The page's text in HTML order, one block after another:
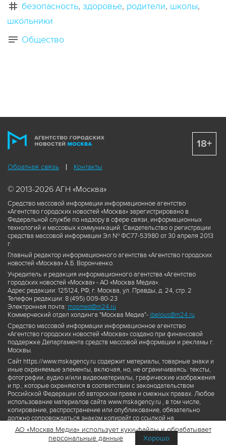
безопасность здоровье родители школы
школьники
Общество
Обратная связь Контакты
© 2013-2026 АГН «Москва»
Средство массовой информации информационное агентство
«Агентство городских новостей «Москва» зарегистрировано в
Федеральной службе по надзору в сфере связи, информационных
технологий и массовых коммуникаций. Свидетельство о регистрации
средства массовой информации Эл № ФС77-53980 от 30 апреля 2013
г.
Главный редактор информационного агентства «Агентство городских
новостей «Москва» А.Б. Воронченко.
Учредитель и редакция информационного агентства «Агентство
городских новостей «Москва» - АО «Москва Медиа».
Адрес редакции: 125124, РФ, г. Москва, ул. Правды, д. 24, стр. 2
Телефон редакции: 8 (495) 009-80-23
Электронная почта: mosmed@m24.ru
Коммерческий отдел холдинга "Москва Медиа"- ibelous@m24.ru
Средство массовой информации информационное агентство
«Агентство городских новостей «Москва» создано при финансовой
поддержке Департамента средств массовой информации и рекламы г.
Москвы.
Сайт https://www.mskagency.ru содержит материалы, товарные знаки и
иные охраняемые элементы, включая, но, не ограничиваясь: тексты,
фотографии, аудио и/или видеоматериалы, графические изображения
и пр., которые охраняются в соответствии с законодательством
Российской Федерации об авторском праве и смежных правах. Любое
использование материалов сайта www.mskagency.ru , в том числе,
копирование, распространение или опубликование, обязательно
должно сопровождаться знаком копирайт со ссылкой на
правообладателя © АО «Москва Медиа», а также гиперссылкой на сайт
www.mskagency.ru как на первоисточник информации. Переработка
материалов сайта www.mskagency.ru не допускается.
18+
АО «Москва Медиа» использует куки-файлы и обрабатывает
персональные данные
Хорошо